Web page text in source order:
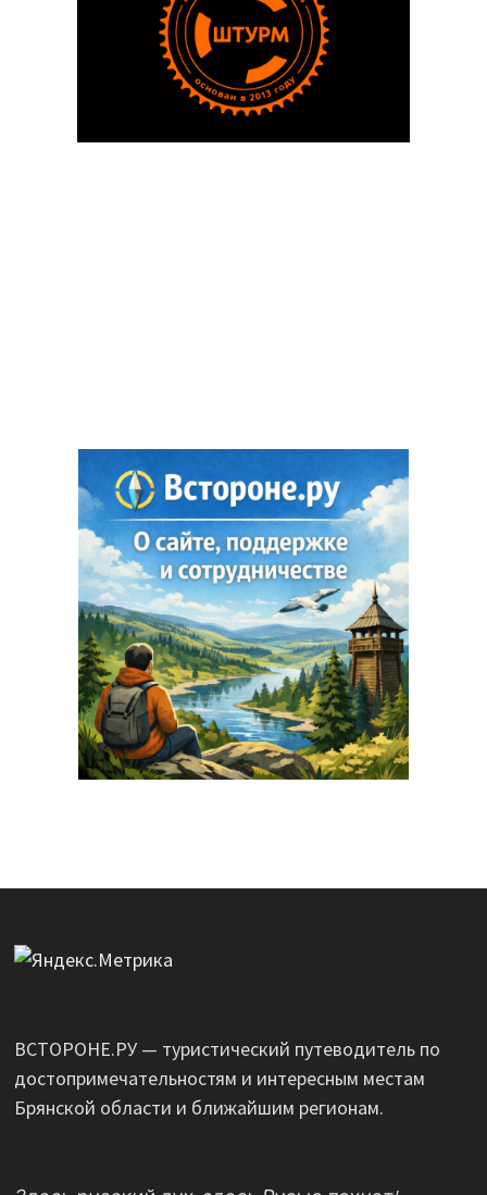
ВСТОРОНЕ.РУ — туристический путеводитель по
достопримечательностям и интересным местам
Брянской области и ближайшим регионам.